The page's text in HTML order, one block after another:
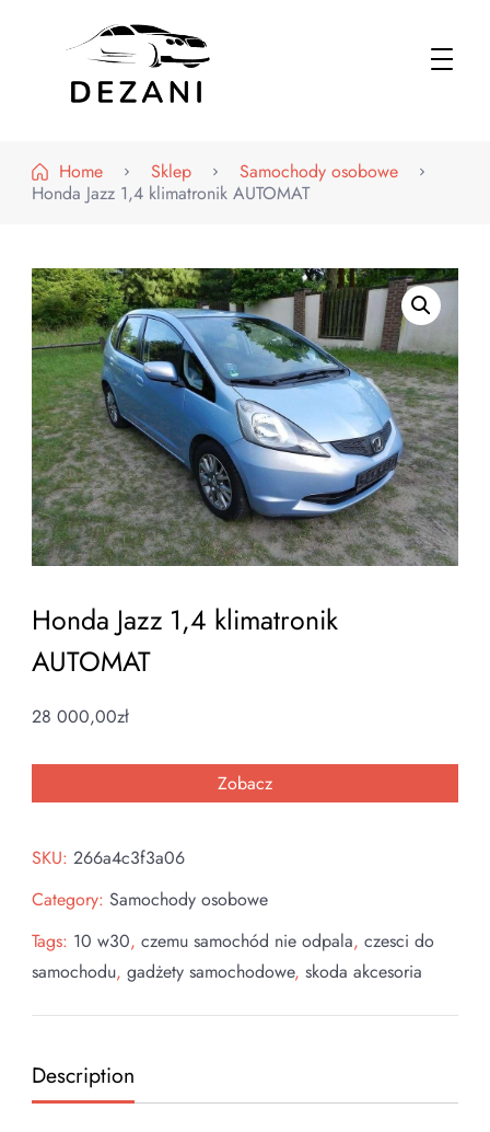
Home
Sklep
Samochody osobowe
Honda Jazz 1,4 klimatronik AUTOMAT
Honda Jazz 1,4 klimatronik
AUTOMAT
28 000,00zł
Zobacz
SKU: 266a4c3f3a06
Category: Samochody osobowe
Tags: 10 w30, czemu samochód nie odpala, czesci do
samochodu, gadżety samochodowe, skoda akcesoria
Description